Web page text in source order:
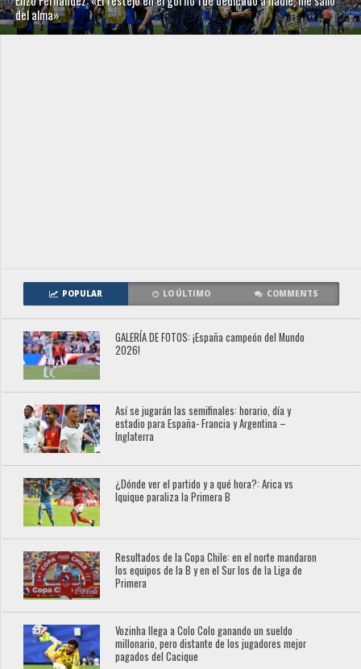
del alma»
POPULAR LO ÚLTIMO COMMENTS
GALERÍA DE FOTOS: ¡España campeón del Mundo
2026!
Así se jugarán las semifinales: horario, día y
estadio para España- Francia y Argentina –
Inglaterra
¿Dónde ver el partido y a qué hora?: Arica vs
Iquique paraliza la Primera B
Resultados de la Copa Chile: en el norte mandaron
los equipos de la B y en el Sur los de la Liga de
Primera
Vozinha llega a Colo Colo ganando un sueldo
millonario, pero distante de los jugadores mejor
pagados del Cacique